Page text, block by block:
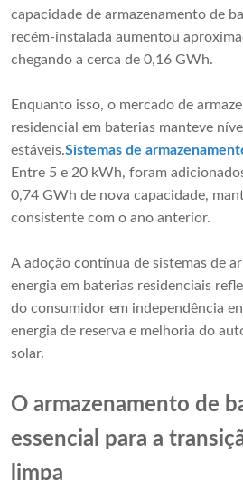
capacidade de armazenamento de
recém-instalada aumentou
chegando a cerca de 0,16 GWh.
Enquanto isso, o mercado de
residencial em baterias manteve
estáveis.Sistemas de
Entre 5 e 20 kWh, foram
0,74 GWh de nova capacidade,
consistente com o ano anterior.
A adoção contínua de sistemas de
energia em baterias residenciais
do consumidor em independência
energia de reserva e melhoria do
solar.
O armazenamento de
essencial para a
limpa